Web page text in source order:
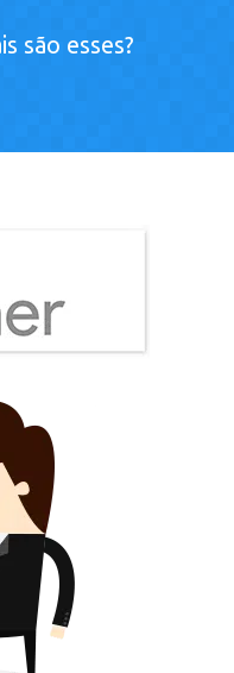
são esses?